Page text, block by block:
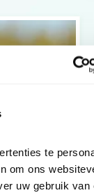
te
om ons
uw gebruik van